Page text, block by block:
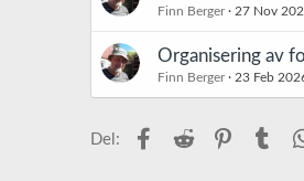
Finn Berger 27 Nov
Organisering av
Finn Berger 23 Feb
Del: Facebook
Reddit Pinterest